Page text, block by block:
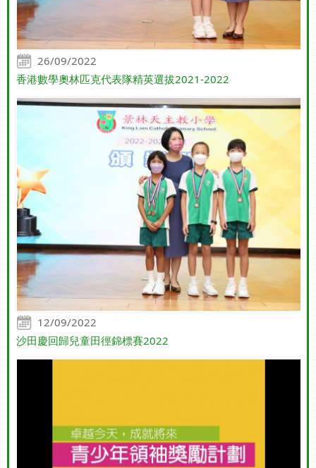
26/09/2022
香港數學奧林匹克代表隊精英選拔2021-2022
12/09/2022
沙田慶回歸兒童田徑錦標賽2022